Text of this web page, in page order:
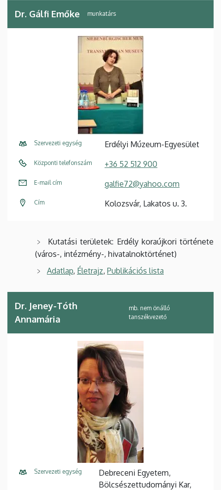
Dr. Gálfi Emőke munkatárs
Szervezeti egység Erdélyi Múzeum-Egyesület
Központi telefonszám +36 52 512 900
E-mail cím galfie72@yahoo.com
Cím Kolozsvár, Lakatos u. 3.
Kutatási területek: Erdély koraújkori története
(város-, intézmény-, hivatalnoktörténet)
Adatlap, Életrajz, Publikációs lista
Dr. Jeney-Tóth
Annamária
mb. nem önálló
tanszékvezető
Szervezeti egység
Debreceni Egyetem,
Bölcsészettudományi Kar,